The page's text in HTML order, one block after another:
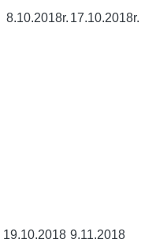
8.10.2018r. 17.10.2018r.
19.10.2018 9.11.2018